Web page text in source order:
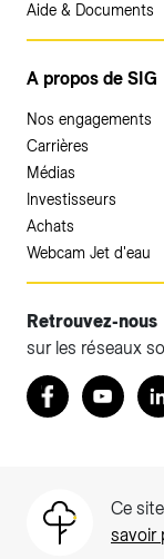
Aide & Documents
A propos de SIG
Nos engagements
Carrières
Médias
Investisseurs
Achats
Webcam Jet d'eau
Retrouvez-nous
sur les réseaux
Retrouvez nous
Youtube
Ce
savoir
Accéder à
Votre espace
Particuliers)